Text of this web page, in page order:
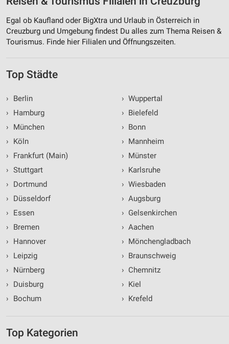
Egal ob Kaufland oder BigXtra und Urlaub in Österreich in
Creuzburg und Umgebung findest Du alles zum Thema Reisen &
Tourismus. Finde hier Filialen und Öffnungszeiten.
Top Städte
›
Berlin
›
Hamburg
›
München
›
Köln
›
Frankfurt (Main)
› Stuttgart
›
Dortmund
›
Düsseldorf
›
Essen
›
Bremen
›
Hannover
›
Leipzig
›
Nürnberg
›
Duisburg
›
Bochum
› Wuppertal
› Bielefeld
› Bonn
› Mannheim
› Münster
› Karlsruhe
› Wiesbaden
› Augsburg
› Gelsenkirchen
› Aachen
› Mönchengladbach
› Braunschweig
› Chemnitz
› Kiel
› Krefeld
Top Kategorien